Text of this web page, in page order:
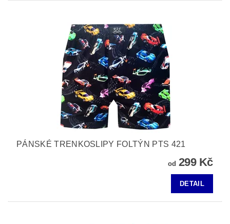
PÁNSKÉ TRENKOSLIPY FOLTÝN PTS 421
od 299 Kč
DETAIL